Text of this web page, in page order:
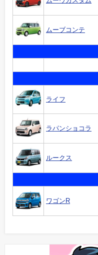
ムーブコンテ
ライフ
ラパンショコラ
ルークス
ワゴンR